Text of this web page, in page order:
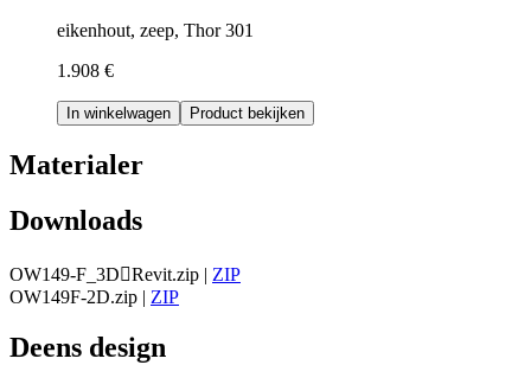
eikenhout, zeep, Thor 301
1.908 €
In winkelwagen Product bekijken
Materialer
Downloads
OW149-F_3DRevit.zip | ZIP
OW149F-2D.zip | ZIP
Deens design